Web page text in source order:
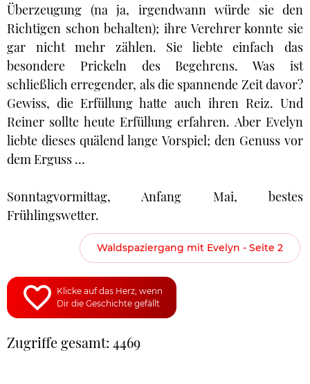
Überzeugung (na ja, irgendwann würde sie den
Richtigen schon behalten); ihre Verehrer konnte sie
gar nicht mehr zählen. Sie liebte einfach das
besondere Prickeln des Begehrens. Was ist
schließlich erregender, als die spannende Zeit davor?
Gewiss, die Erfüllung hatte auch ihren Reiz. Und
Reiner sollte heute Erfüllung erfahren. Aber Evelyn
liebte dieses quälend lange Vorspiel; den Genuss vor
dem Erguss …
Sonntagvormittag, Anfang Mai, bestes
Frühlingswetter.
Waldspaziergang mit Evelyn - Seite 2
Klicke auf das Herz, wenn
Dir die Geschichte gefällt
Zugriffe gesamt: 4469